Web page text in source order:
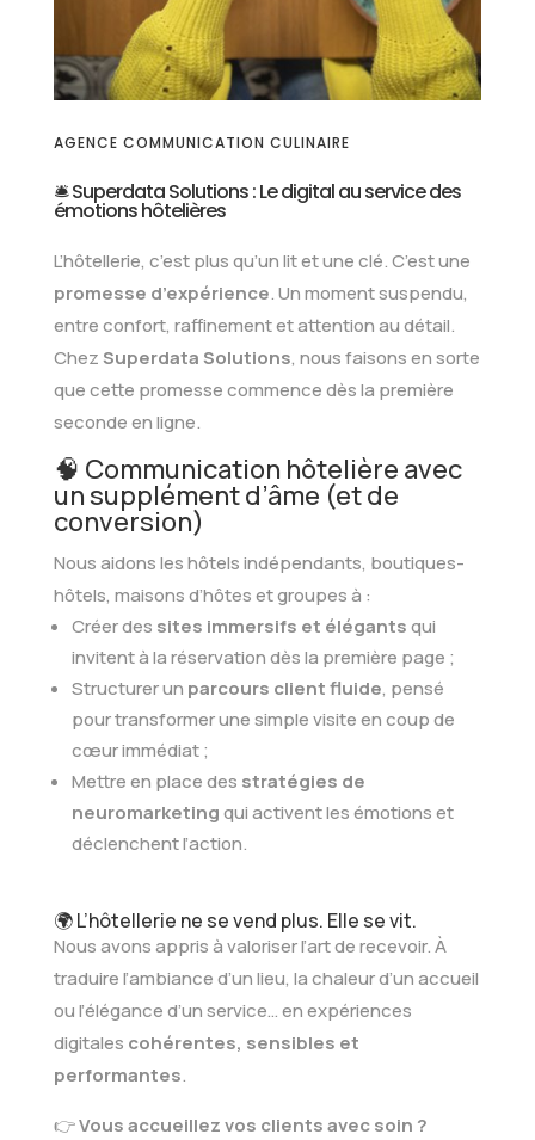
AGENCE COMMUNICATION CULINAIRE
🛎️ Superdata Solutions : Le digital au service des
émotions hôtelières
L’hôtellerie, c’est plus qu’un lit et une clé. C’est une
promesse d’expérience. Un moment suspendu,
entre confort, raffinement et attention au détail.
ChezSuperdata Solutions, nous faisons en sorte
que cette promesse commence dès la première
seconde en ligne.
🧠 Communication hôtelière avec
un supplément d’âme (et de
conversion)
Nous aidons les hôtels indépendants, boutiques-
hôtels, maisons d’hôtes et groupes à :
Créer des sites immersifs et élégantsqui
invitent à la réservation dès la première page ;
Structurer un parcours client fluide, pensé
pour transformer une simple visite en coup de
cœur immédiat ;
Mettre en place des stratégies de
neuromarketingqui activent les émotions et
déclenchent l’action.
🌍 L’hôtellerie ne se vend plus. Elle se vit.
Nous avons appris à valoriser l’art de recevoir. À
traduire l’ambiance d’un lieu, la chaleur d’un accueil
ou l’élégance d’un service… en expériences
digitales cohérentes, sensibles et
performantes.
👉Vous accueillez vos clients avec soin ?